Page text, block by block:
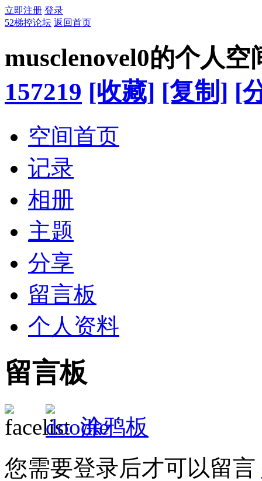
立即注册 登录
52梯控论坛 返回首页
musclenovel0的个人空
157219 [收藏] [复制] [
空间首页
记录
相册
主题
分享
留言板
个人资料
留言板
涂鸦板
您需要登录后才可以留言